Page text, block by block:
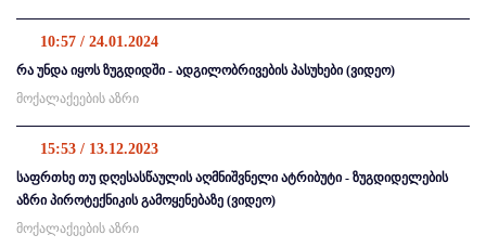
10:57 / 24.01.2024
რა უნდა იყოს ზუგდიდში - ადგილობრივების პასუხები (ვიდეო)
მოქალაქეების აზრი
15:53 / 13.12.2023
საფრთხე თუ დღესასწაულის აღმნიშვნელი ატრიბუტი - ზუგდიდელების
აზრი პიროტექნიკის გამოყენებაზე (ვიდეო)
მოქალაქეების აზრი